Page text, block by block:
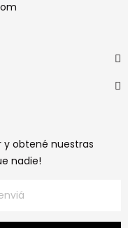
y obtené nuestras
nadie!